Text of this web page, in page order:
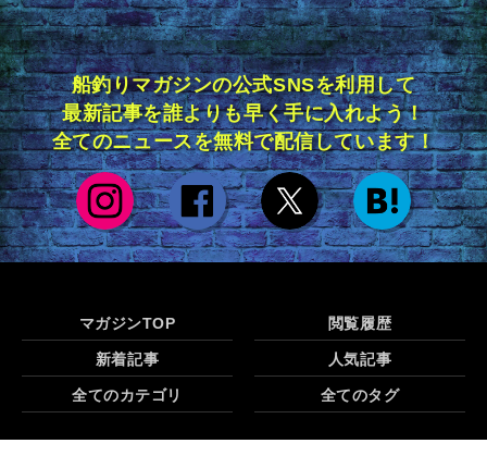
船釣りマガジンの公式SNSを利用して
最新記事を誰よりも早く手に入れよう！
全てのニュースを無料で配信しています！
マガジンTOP 閲覧履歴
新着記事 人気記事
全てのカテゴリ 全てのタグ